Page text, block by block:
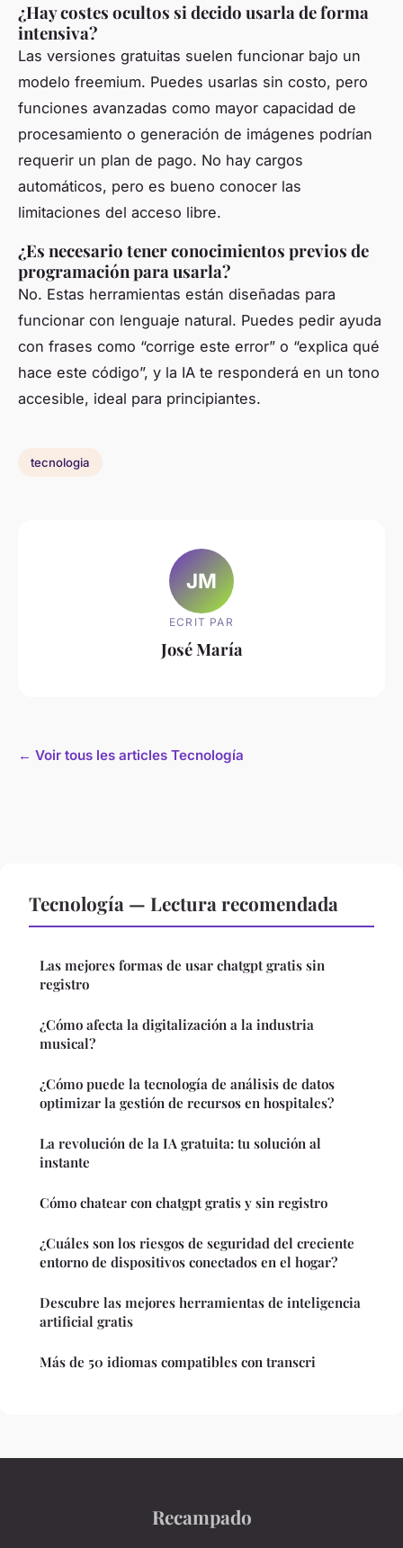
¿Hay costes ocultos si decido usarla de forma
intensiva?
Las versiones gratuitas suelen funcionar bajo un
modelo freemium. Puedes usarlas sin costo, pero
funciones avanzadas como mayor capacidad de
procesamiento o generación de imágenes podrían
requerir un plan de pago. No hay cargos
automáticos, pero es bueno conocer las
limitaciones del acceso libre.
¿Es necesario tener conocimientos previos de
programación para usarla?
No. Estas herramientas están diseñadas para
funcionar con lenguaje natural. Puedes pedir ayuda
con frases como “corrige este error” o “explica qué
hace este código”, y la IA te responderá en un tono
accesible, ideal para principiantes.
tecnologia
JM
ECRIT PAR
José María
← Voir tous les articles Tecnología
Tecnología — Lectura recomendada
Las mejores formas de usar chatgpt gratis sin
registro
¿Cómo afecta la digitalización a la industria
musical?
¿Cómo puede la tecnología de análisis de datos
optimizar la gestión de recursos en hospitales?
La revolución de la IA gratuita: tu solución al
instante
Cómo chatear con chatgpt gratis y sin registro
¿Cuáles son los riesgos de seguridad del creciente
entorno de dispositivos conectados en el hogar?
Descubre las mejores herramientas de inteligencia
artificial gratis
Más de 50 idiomas compatibles con transcri
Recampado